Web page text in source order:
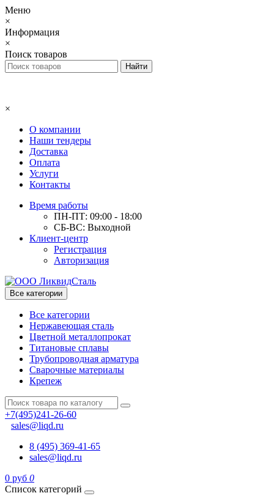
Меню
×
Информация
×
Поиск товаров
×
О компании
Наши тендеры
Доставка
Оплата
Услуги
Контакты
Время работы
ПН-ПТ: 09:00 - 18:00
СБ-ВС: Выходной
Клиент-центр
Регистрация
Авторизация
Все категории
Все категории
Нержавеющая сталь
Цветной металлопрокат
Титановые сплавы
Трубопроводная арматура
Сварочные материалы
Крепеж
+7(495)241-26-60
sales@liqd.ru
8 (495) 369-41-65
sales@liqd.ru
0 руб 0
Список категорий